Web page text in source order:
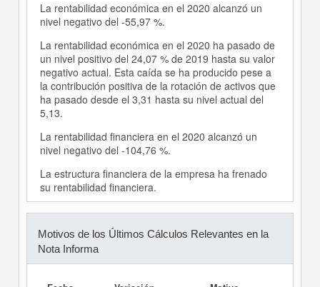
La rentabilidad económica en el 2020 alcanzó un
nivel negativo del -55,97 %.
La rentabilidad económica en el 2020 ha pasado de
un nivel positivo del 24,07 % de 2019 hasta su valor
negativo actual. Esta caída se ha producido pese a
la contribución positiva de la rotación de activos que
ha pasado desde el 3,31 hasta su nivel actual del
5,13.
La rentabilidad financiera en el 2020 alcanzó un
nivel negativo del -104,76 %.
La estructura financiera de la empresa ha frenado
su rentabilidad financiera.
Motivos de los Últimos Cálculos Relevantes en la
Nota Informa